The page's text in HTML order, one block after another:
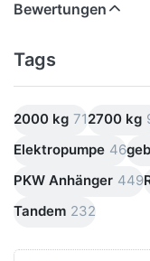
Bewertungen
Tags
2000 kg 712700 kg
Elektropumpe 46
PKW Anhänger 449
Tandem 232